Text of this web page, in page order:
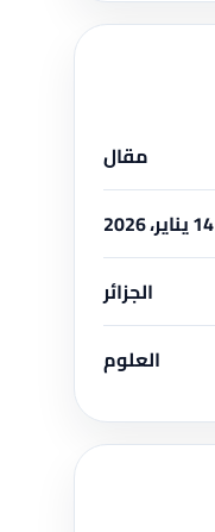
مقال
14 يناير، 2026
الجزائر
العلوم